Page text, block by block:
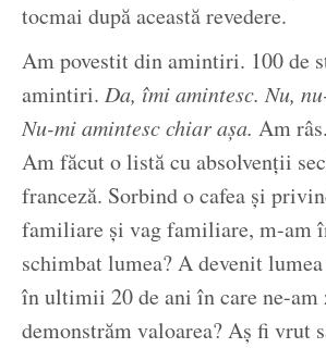
tocmai după această revedere.
Am povestit din amintiri. 100 de
amintiri. Da, îmi amintesc. Nu,
Nu-mi amintesc chiar așa. Am
Am făcut o listă cu absolvenții
franceză. Sorbind o cafea și
familiare și vag familiare, m-am
schimbat lumea? A devenit
în ultimii 20 de ani în care ne-am
demonstrăm valoarea? Aș fi vrut